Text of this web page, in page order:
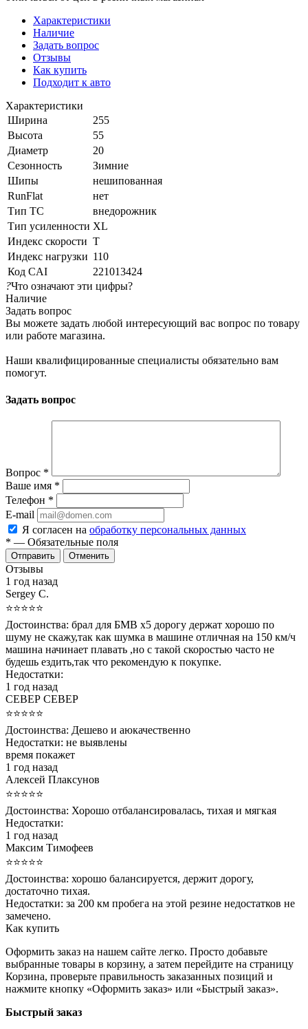
Характеристики
Наличие
Задать вопрос
Отзывы
Как купить
Подходит к авто
Характеристики
Ширина
255
Высота
55
Диаметр
20
Сезонность
Зимние
Шипы
нешипованная
RunFlat
нет
Тип ТС
внедорожник
Тип усиленности XL
Индекс скорости T
Индекс нагрузки 110
Код CAI
221013424
?Что означают эти цифры?
Наличие
Задать вопрос
Вы можете задать любой интересующий вас вопрос по товару
или работе магазина.
Наши квалифицированные специалисты обязательно вам
помогут.
Задать вопрос
Вопрос *
Ваше имя *
Телефон *
E-mail
Я согласен на обработку персональных данных
* — Обязательные поля
Отменить
Отзывы
1 год назад
Sergey С.
⭐⭐⭐⭐⭐
Достоинства: брал для БМВ х5 дорогу держат хорошо по
шуму не скажу,так как шумка в машине отличная на 150 км/ч
машина начинает плавать ,но с такой скоростью часто не
будешь ездить,так что рекомендую к покупке.
Недостатки:
1 год назад
СЕВЕР СЕВЕР
⭐⭐⭐⭐⭐
Достоинства: Дешево и аюкачественно
Недостатки: не выявлены
время покажет
1 год назад
Алексей Плаксунов
⭐⭐⭐⭐⭐
Достоинства: Хорошо отбалансировалась, тихая и мягкая
Недостатки:
1 год назад
Максим Тимофеев
⭐⭐⭐⭐⭐
Достоинства: хорошо балансируется, держит дорогу,
достаточно тихая.
Недостатки: за 200 км пробега на этой резине недостатков не
замечено.
Как купить
Оформить заказ на нашем сайте легко. Просто добавьте
выбранные товары в корзину, а затем перейдите на страницу
Корзина, проверьте правильность заказанных позиций и
нажмите кнопку «Оформить заказ» или «Быстрый заказ».
Быстрый заказ